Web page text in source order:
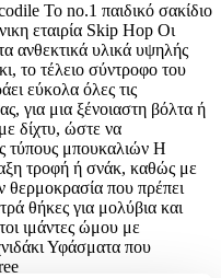
Το no.1 παιδικό σακίδιο
εταιρία Skip Hop Οι
ανθεκτικά υλικά υψηλής
το τέλειο σύντροφο του
εύκολα όλες τις
για μια ξένοιαστη βόλτα ή
δίχτυ, ώστε να
τύπους μπουκαλιών Η
τροφή ή σνάκ, καθώς με
θερμοκρασία που πρέπει
θήκες για μολύβια και
ιμάντες ώμου με
Υφάσματα που